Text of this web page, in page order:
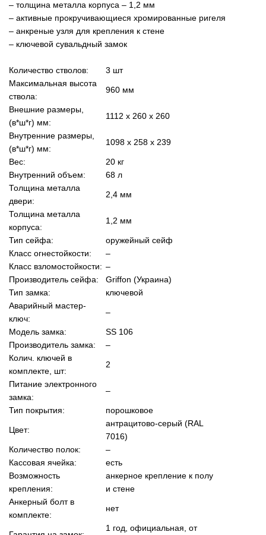
– толщина металла корпуса – 1,2 мм
– активные прокручивающиеся хромированные ригеля
– анкреные узля для крепления к стене
– ключевой сувальдный замок
Количество стволов:
3 шт
Максимальная высота
ствола:
960 мм
Внешние размеры,
(в*ш*г) мм:
1112 x 260 x 260
Внутренние размеры,
(в*ш*г) мм:
1098 x 258 x 239
Вес:
20 кг
Внутренний объем:
68 л
Толщина металла
двери:
2,4 мм
Толщина металла
корпуса:
1,2 мм
Тип сейфа:
оружейный сейф
Класс огнестойкости:
–
Класс взломостойкости: –
Производитель сейфа:
Griffon (Украина)
Тип замка:
ключевой
Аварийный мастер-
ключ:
–
Модель замка:
SS 106
Производитель замка:
–
Колич. ключей в
комплекте, шт:
2
Питание электронного
замка:
–
Тип покрытия: порошковое
Цвет:
антрацитово-серый (RAL
7016)
Количество полок:
–
Кассовая ячейка:
есть
Возможность
крепления:
анкерное крепление к полу
и стене
Анкерный болт в
комплекте:
нет
1 год, официальная, от